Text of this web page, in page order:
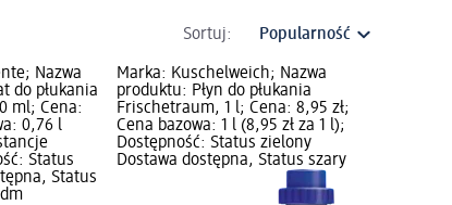
Sortuj:
Nazwa
do płukania
ml; Cena:
0,76 l
Status
Status
Marka: Kuschelweich; Nazwa
produktu: Płyn do płukania
Frischetraum, 1 l; Cena: 8,95 zł;
Cena bazowa: 1 l (8,95 zł za 1 l);
Dostępność: Status zielony
Dostawa dostępna, Status szary